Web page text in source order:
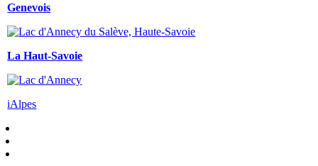
Genevois
La Haut-Savoie
iAlpes